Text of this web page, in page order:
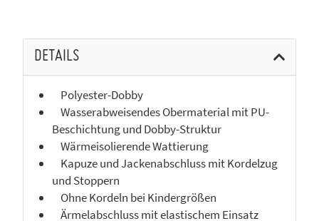
DETAILS
Polyester-Dobby
Wasserabweisendes Obermaterial mit PU-
Beschichtung und Dobby-Struktur
Wärmeisolierende Wattierung
Kapuze und Jackenabschluss mit Kordelzug
und Stoppern
Ohne Kordeln bei Kindergrößen
Ärmelabschluss mit elastischem Einsatz